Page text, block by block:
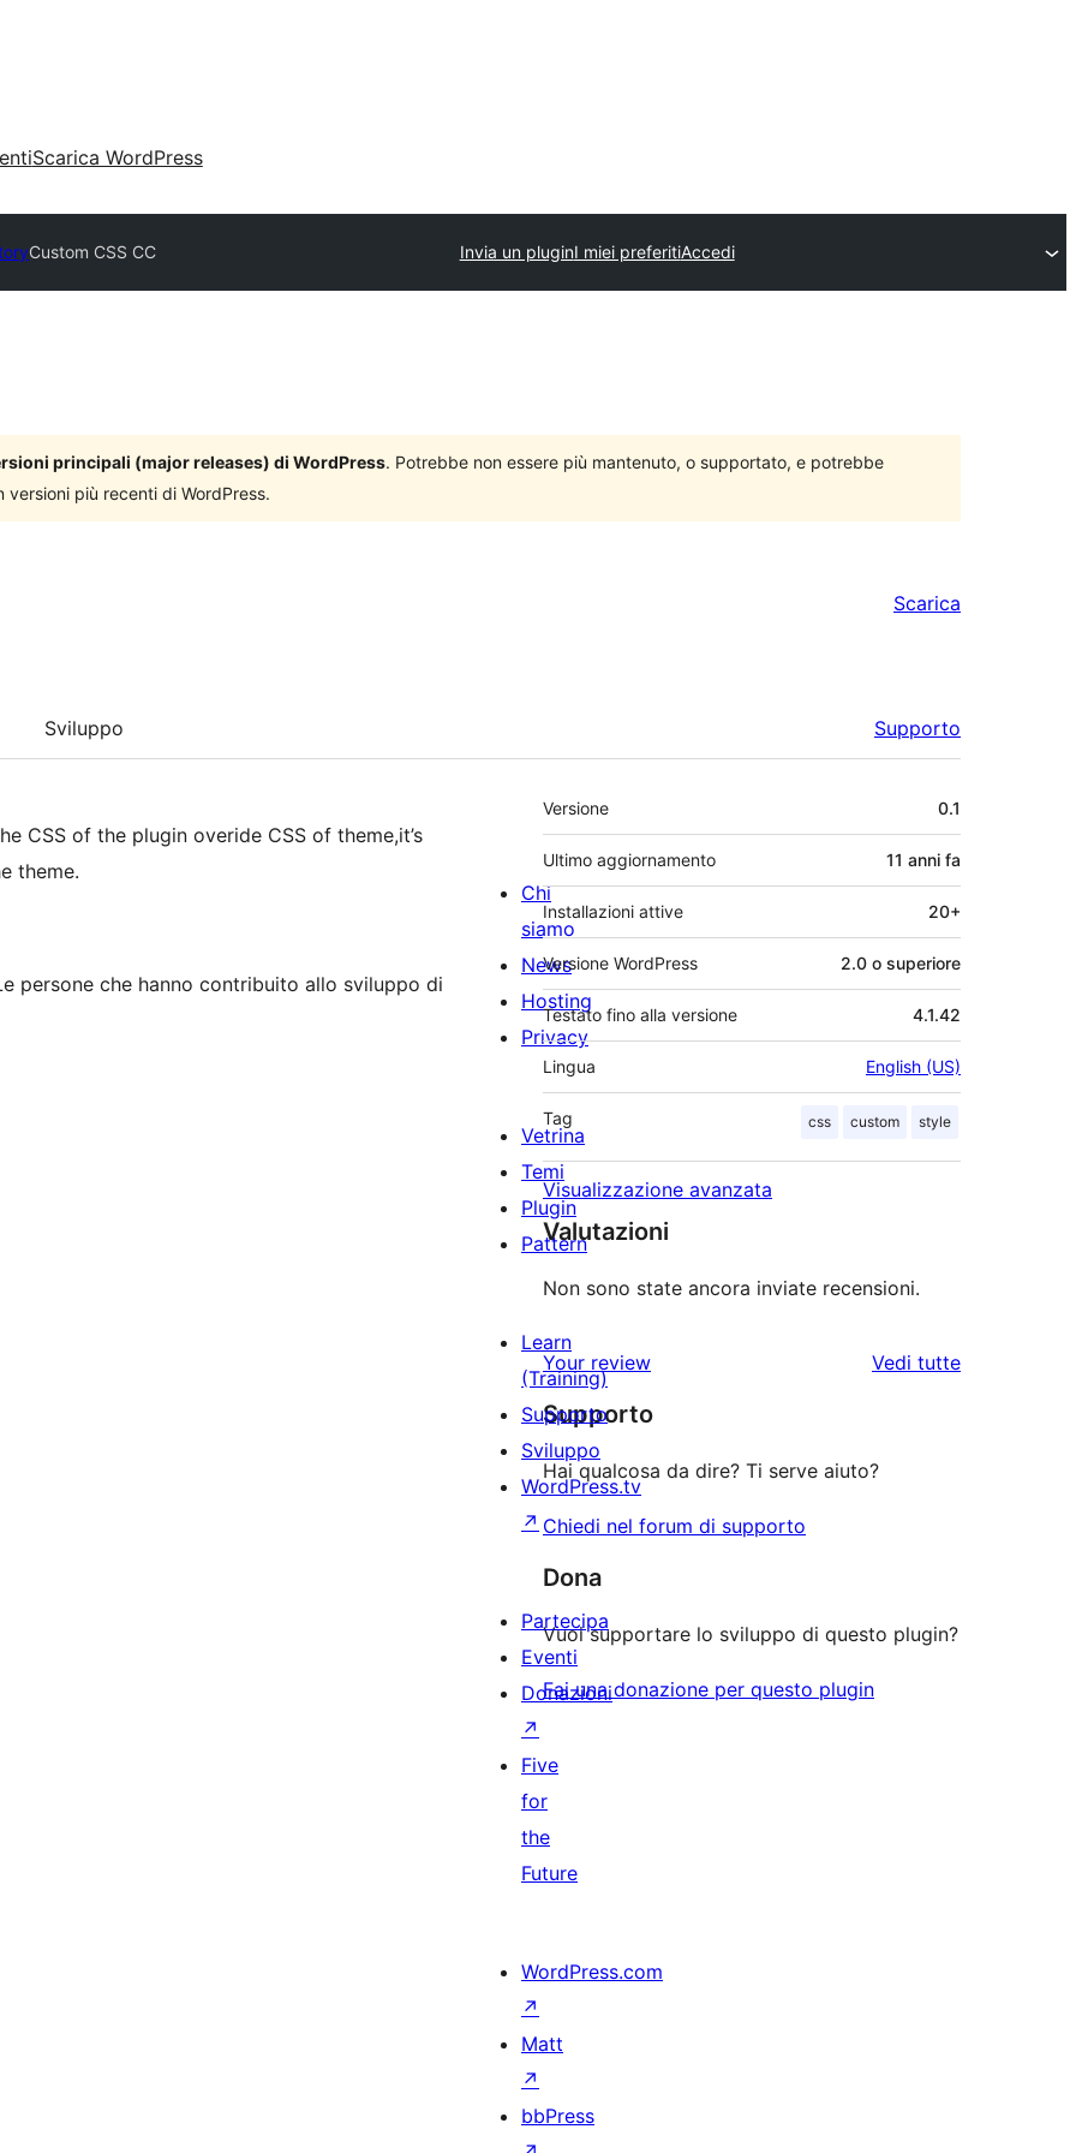
Scarica WordPress
Custom CSS CC Invia un pluginI miei preferitiAccedi
principali (major releases) di WordPress. Potrebbe non essere più mantenuto, o supportato, e potrebbe
più recenti di WordPress.
Scarica
Sviluppo Supporto
CSS of the plugin overide CSS of theme,it’s
theme.
persone che hanno contribuito allo sviluppo di
Meta
Versione 0.1
Ultimo aggiornamento 11 anni fa
Installazioni attive 20+
Versione WordPress 2.0 o superiore
Testato fino alla versione 4.1.42
Lingua English (US)
Tag css custom style
Visualizzazione avanzata
Valutazioni
Non sono state ancora inviate recensioni.
Your review Vedi tuttele
Supporto
Hai qualcosa da dire? Ti serve aiuto?
Chiedi nel forum di supporto
Dona
Vuoi supportare lo sviluppo di questo plugin?
Fai una donazione per questo plugin
Chi
siamo
News
Hosting
Privacy
Vetrina
Temi
Plugin
Pattern
Learn
(Training)
Supporto
Sviluppo
WordPress.tv
↗
Partecipa
Eventi
Donazioni
↗
Five
for
the
Future
WordPress.com
↗
Matt
↗
bbPress